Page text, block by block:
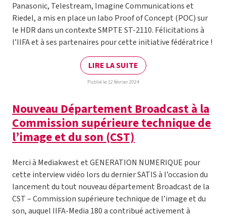
Panasonic, Telestream, Imagine Communications et
Riedel, a mis en place un labo Proof of Concept (POC) sur
le HDR dans un contexte SMPTE ST-2110. Félicitations à
l’IIFA et à ses partenaires pour cette initiative fédératrice !
LIRE LA SUITE
Publié le 12 février 2024
Nouveau Département Broadcast à la
Commission supérieure technique de
l’image et du son (CST)
Merci à Mediakwest et GENERATION NUMERIQUE pour
cette interview vidéo lors du dernier SATIS à l’occasion du
lancement du tout nouveau département Broadcast de la
CST – Commission supérieure technique de l’image et du
son, auquel IIFA-Media 180 a contribué activement à